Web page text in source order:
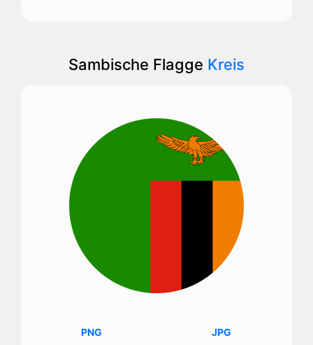
Sambische Flagge Kreis
PNG JPG